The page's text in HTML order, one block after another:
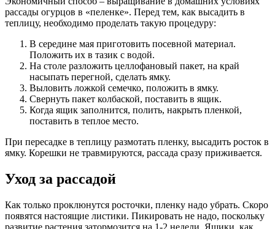
рассады огурцов в «пеленке». Перед тем, как высадить в
теплицу, необходимо проделать такую процедуру:
В середине мая приготовить посевной материал.
Положить их в тазик с водой.
На столе разложить целлофановый пакет, на край
насыпать перегной, сделать ямку.
Выловить ложкой семечко, положить в ямку.
Свернуть пакет колбаской, поставить в ящик.
Когда ящик заполнится, полить, накрыть пленкой,
поставить в теплое место.
При пересадке в теплицу размотать пленку, высадить росток в
ямку. Корешки не травмируются, рассада сразу приживается.
Уход за рассадой
Как только проклюнутся росточки, пленку надо убрать. Скоро
появятся настоящие листики. Пикировать не надо, поскольку